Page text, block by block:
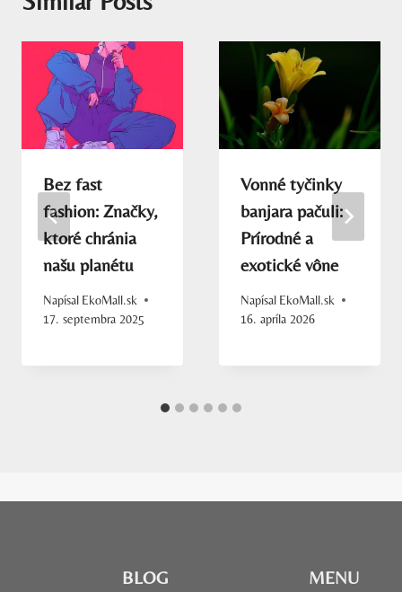
Bez fast
fashion: Značky,
ktoré chránia
našu planétu
Napísal EkoMall.sk
17. septembra 2025
Vonné tyčinky
banjara pačuli:
Prírodné a
exotické vône
Napísal EkoMall.sk
16. apríla 2026
BLOG MENU